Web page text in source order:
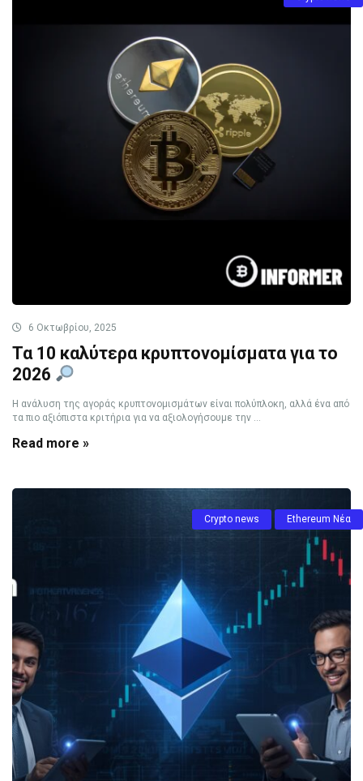
6 Οκτωβρίου, 2025
Τα 10 καλύτερα κρυπτονομίσματα για το
2026
Η ανάλυση της αγοράς κρυπτονομισμάτων είναι πολύπλοκη, αλλά ένα από
τα πιο αξιόπιστα κριτήρια για να αξιολογήσουμε την ...
Read more »
Crypto news Ethereum Νέα